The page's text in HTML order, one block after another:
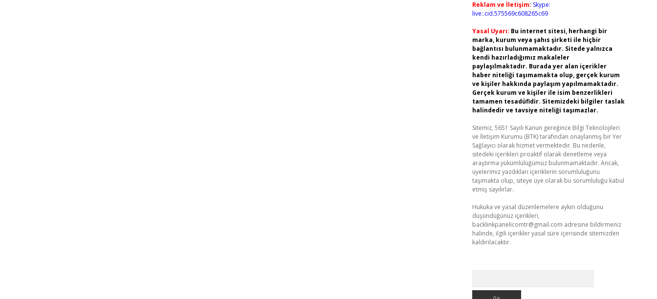
Reklam ve İletişim: Skype:
live:.cid.575569c608265c69
Yasal Uyarı: Bu internet sitesi, herhangi bir
marka, kurum veya şahıs şirketi ile hiçbir
bağlantısı bulunmamaktadır. Sitede yalnızca
kendi hazırladığımız makaleler
paylaşılmaktadır. Burada yer alan içerikler
haber niteliği taşımamakta olup, gerçek kurum
ve kişiler hakkında paylaşım yapılmamaktadır.
Gerçek kurum ve kişiler ile isim benzerlikleri
tamamen tesadüfidir. Sitemizdeki bilgiler taslak
halindedir ve tavsiye niteliği taşımazlar.
Sitemiz, 5651 Sayılı Kanun gereğince Bilgi Teknolojileri
ve İletişim Kurumu (BTK) tarafından onaylanmış bir Yer
Sağlayıcı olarak hizmet vermektedir. Bu nedenle,
sitedeki içerikleri proaktif olarak denetleme veya
araştırma yükümlülüğümüz bulunmamaktadır. Ancak,
üyelerimiz yazdıkları içeriklerin sorumluluğunu
taşımakta olup, siteye üye olarak bu sorumluluğu kabul
etmiş sayılırlar.
Hukuka ve yasal düzenlemelere aykırı olduğunu
düşündüğünüz içerikleri,
backlinkpanelicomtr@gmail.com adresine bildirmeniz
halinde, ilgili içerikler yasal süre içerisinde sitemizden
kaldırılacaktır.